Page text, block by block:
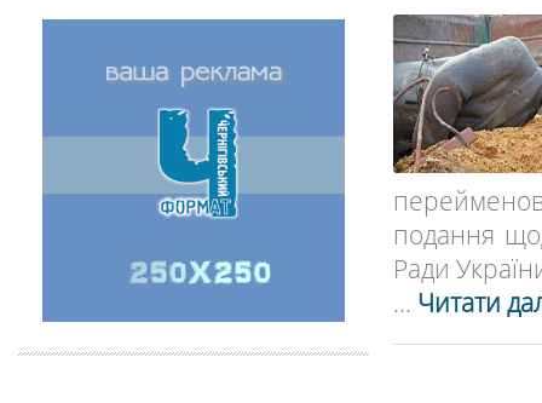
подання
Ради
... Читати